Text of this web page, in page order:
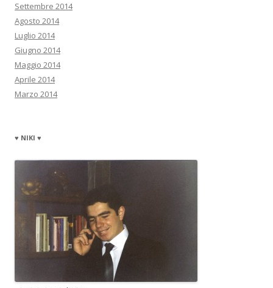
Settembre 2014
Agosto 2014
Luglio 2014
Giugno 2014
Maggio 2014
Aprile 2014
Marzo 2014
♥ NIKI ♥